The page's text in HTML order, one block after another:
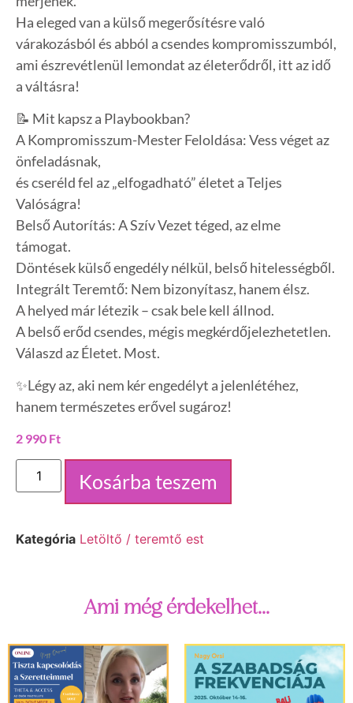
Ha eleged van a külső megerősítésre való
várakozásból és abból a csendes kompromisszumból,
ami észrevétlenül lemondat az életerődről, itt az idő
a váltásra!
📝 Mit kapsz a Playbookban?
A Kompromisszum-Mester Feloldása: Vess véget az
önfeladásnak,
és cseréld fel az „elfogadható” életet a Teljes
Valóságra!
Belső Autorítás: A Szív Vezet téged, az elme
támogat.
Döntések külső engedély nélkül, belső hitelességből.
Integrált Teremtő: Nem bizonyítasz, hanem élsz.
A helyed már létezik – csak bele kell állnod.
A belső erőd csendes, mégis megkérdőjelezhetetlen.
Válaszd az Életet. Most.
✨Légy az, aki nem kér engedélyt a jelenlétéhez,
hanem természetes erővel sugároz!
2 990 Ft
Kosárba teszem
Kategória Letöltő / teremtő est
Ami még érdekelhet...